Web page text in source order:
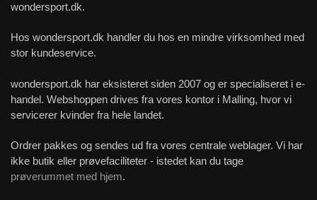
wondersport.dk.
Hos wondersport.dk handler du hos en mindre virksomhed med
stor kundeservice.
wondersport.dk har eksisteret siden 2007 og er specialiseret i e-
handel. Webshoppen drives fra vores kontor i Malling, hvor vi
servicerer kvinder fra hele landet.
Ordrer pakkes og sendes ud fra vores centrale weblager. Vi har
ikke butik eller prøvefaciliteter - istedet kan du tage
prøverummet med hjem.